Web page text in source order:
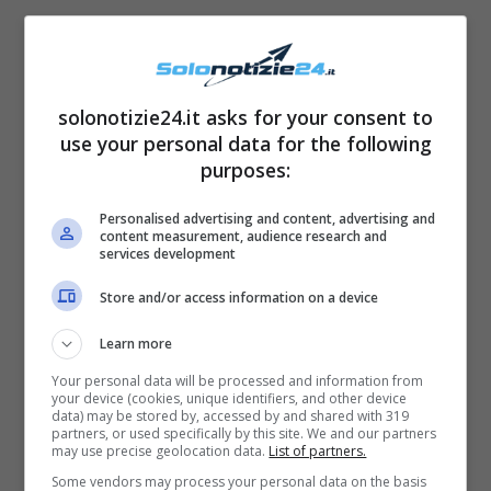
questa sua discutibile scelta:
Elodie cambio look da
copertina | La cantante si trasforma ancora
Sentiva la mia inquietudine, era la mia
solonotizie24.it asks for your consent to
use your personal data for the following
purposes:
Personalised advertising and content, advertising and
content measurement, audience research and
services development
Store and/or access information on a device
Learn more
Your personal data will be processed and information from
your device (cookies, unique identifiers, and other device
data) may be stored by, accessed by and shared with 319
partners, or used specifically by this site. We and our partners
may use precise geolocation data. List of partners.
Some vendors may process your personal data on the basis